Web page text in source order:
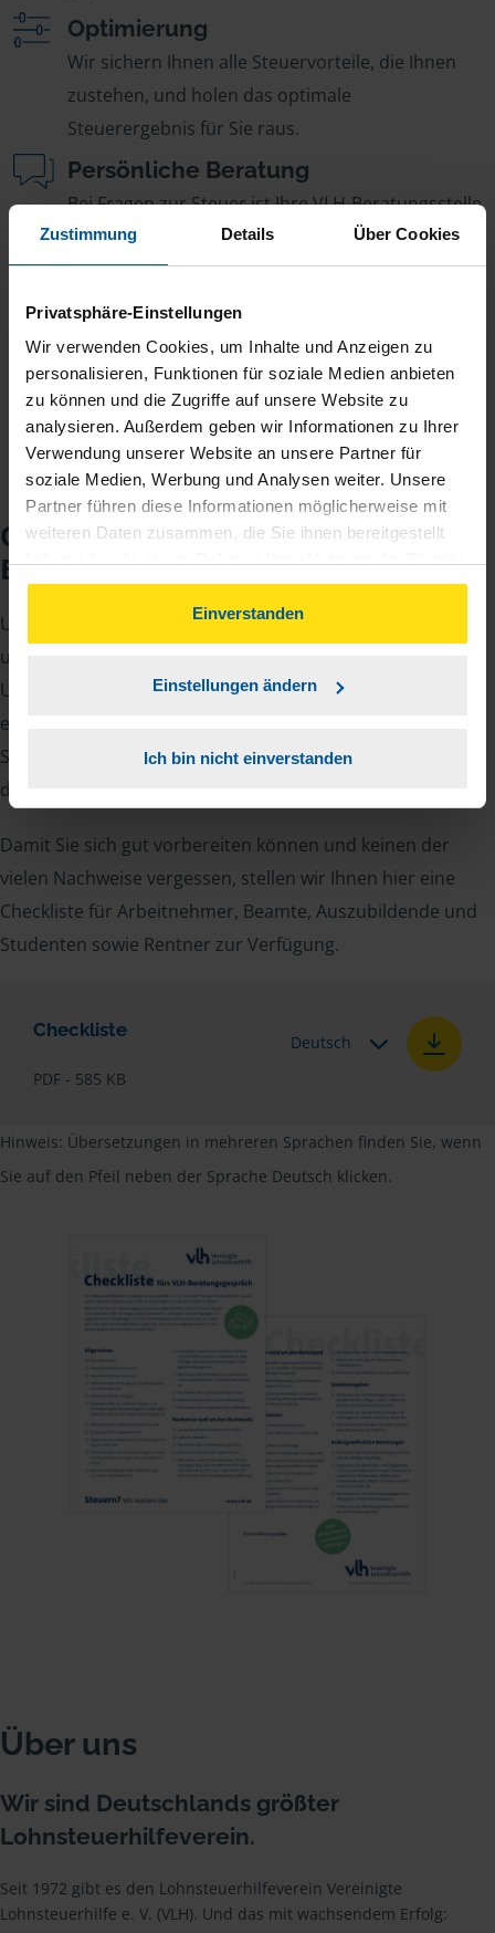
Zustimmung Details Über Cookies
Privatsphäre-Einstellungen
Wir verwenden Cookies, um Inhalte und Anzeigen zu
personalisieren, Funktionen für soziale Medien anbieten
zu können und die Zugriffe auf unsere Website zu
analysieren. Außerdem geben wir Informationen zu Ihrer
Verwendung unserer Website an unsere Partner für
soziale Medien, Werbung und Analysen weiter. Unsere
Partner führen diese Informationen möglicherweise mit
weiteren Daten zusammen, die Sie ihnen bereitgestellt
gesammelt haben. Indem Sie auf Einverstanden klicken,
können Sie der Verwendung von Cookies, gemäß
unserer
Einverstanden
Einstellungen ändern
Ich bin nicht einverstanden
Optimierung
Wir sichern Ihnen alle Steuervorteile, die Ihnen
zustehen, und holen das optimale
Steuerergebnis für Sie raus.
Persönliche Beratung
Bei Fragen zur Steuer ist Ihre VLH-Beratungsstelle
immer für Sie da – ohne Zusatzkosten.
Sie zahlen für alle unsere Leistungen nur einen
jährlichen Mitgliedsbeitrag, der sich nach Ihren
Jahreseinnahmen richtet.
Checkliste für Ihr
Beratungsgespräch
Um Ihre Steuererklärung erstellen zu können, benötigen
unsere Beraterinnen und Berater eine Reihe von
Unterlagen von Ihnen. Dazu gehört beispielsweise die
elektronische Lohnsteuerbescheinigung, Ihre
Steueridentifikationsnummer, der Rentenbescheid oder
die Bescheinigung über das Kindergeld.
Damit Sie sich gut vorbereiten können und keinen der
vielen Nachweise vergessen, stellen wir Ihnen hier eine
Checkliste für Arbeitnehmer, Beamte, Auszubildende und
Studenten sowie Rentner zur Verfügung.
Checkliste
PDF - 585 KB
Deutsch
Hinweis: Übersetzungen in mehreren Sprachen finden Sie, wenn
Sie auf den Pfeil neben der Sprache Deutsch klicken.
Über uns
Wir sind Deutschlands größter
Lohnsteuerhilfeverein.
Seit 1972 gibt es den Lohnsteuerhilfeverein Vereinigte
Lohnsteuerhilfe e. V. (VLH). Und das mit wachsendem Erfolg: